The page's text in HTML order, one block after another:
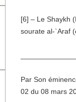
[6] – Le Shaykh
sourate al-`Araf
Par Son
02 du 08 mars